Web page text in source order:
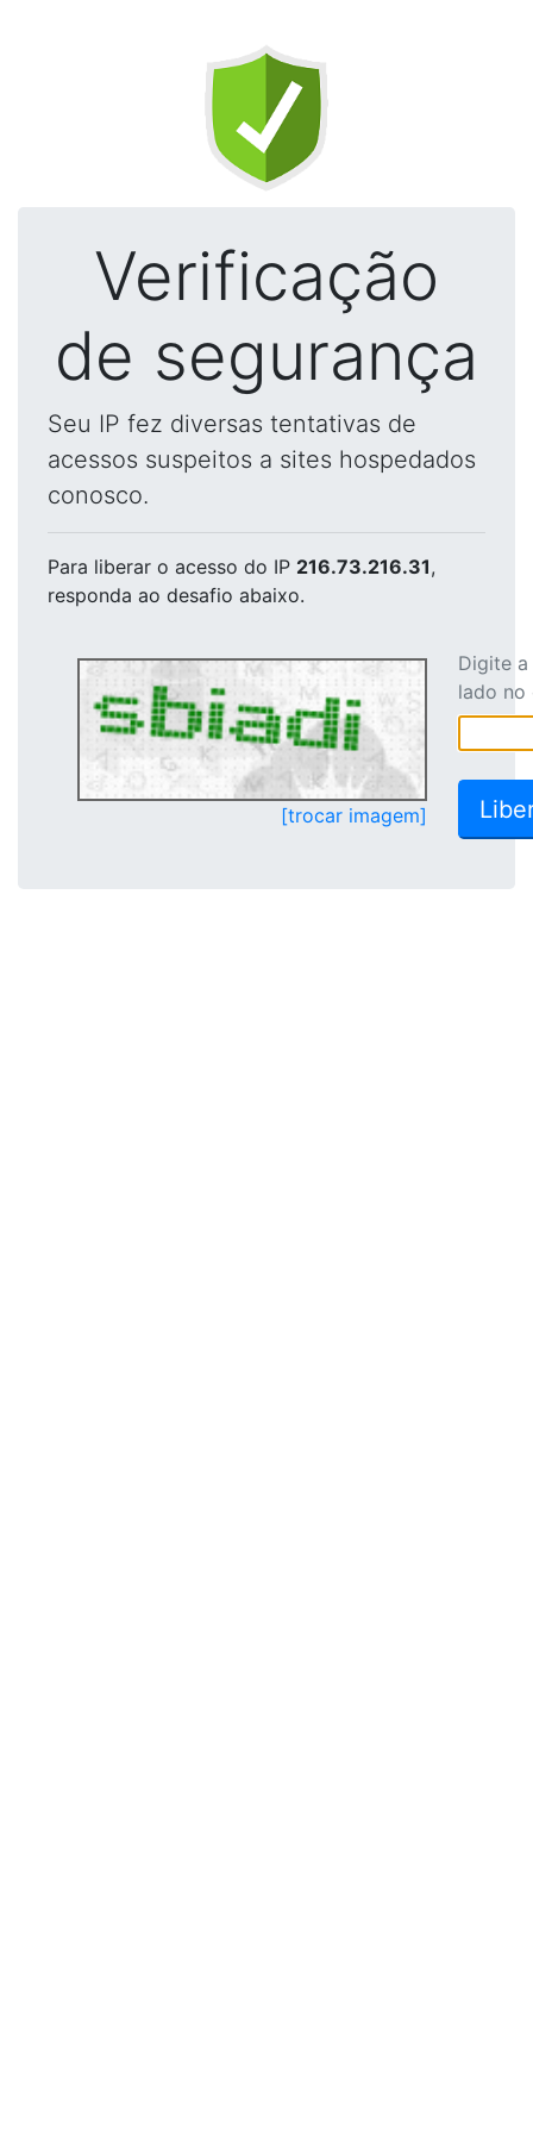
Verificação
de segurança
Seu IP fez diversas tentativas de
acessos suspeitos a sites hospedados
conosco.
Para liberar o acesso do IP 216.73.216.31,
responda ao desafio abaixo.
[trocar imagem]
Digite
lado no